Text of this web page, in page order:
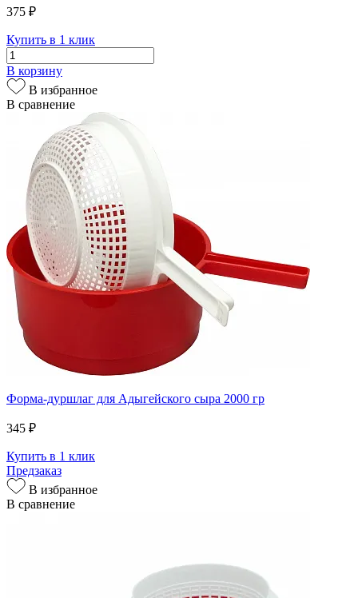
375 ₽
Купить в 1 клик
В корзину
В избранное
В сравнение
Форма-дуршлаг для Адыгейского сыра 2000 гр
345 ₽
Купить в 1 клик
Предзаказ
В избранное
В сравнение